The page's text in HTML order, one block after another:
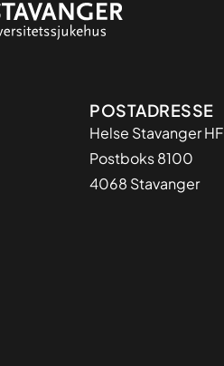
Adresse
POSTADRESSE
Helse Stavanger HF
Postboks 8100
4068 Stavanger